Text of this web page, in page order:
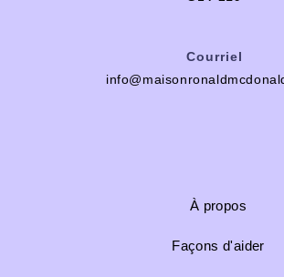
Courriel
À propos
Façons d'aider